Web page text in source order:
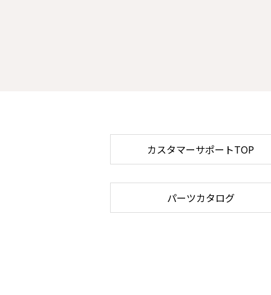
カスタマーサポートTOP
パーツカタログ